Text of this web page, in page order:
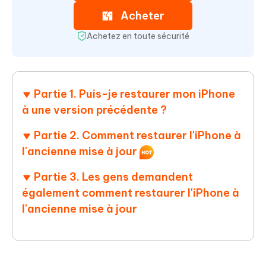
Acheter
Achetez en toute sécurité
Partie 1. Puis-je restaurer mon iPhone
à une version précédente ?
Partie 2. Comment restaurer l'iPhone à
l'ancienne mise à jour
Partie 3. Les gens demandent
également comment restaurer l'iPhone à
l'ancienne mise à jour